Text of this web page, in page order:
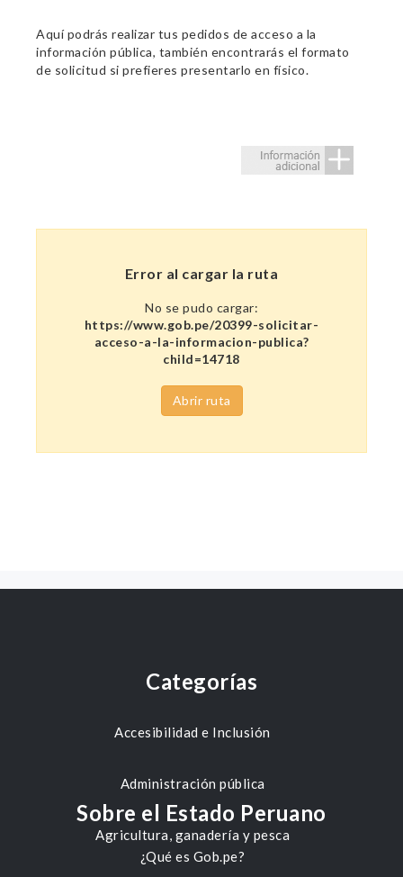
Aquí podrás realizar tus pedidos de acceso a la
información pública, también encontrarás el formato
de solicitud si prefieres presentarlo en físico.
Error al cargar la ruta
No se pudo cargar:
https://www.gob.pe/20399-solicitar-
acceso-a-la-informacion-publica?
child=14718
Abrir ruta
Categorías
Accesibilidad e Inclusión
Administración pública
Agricultura, ganadería y pesca
Sobre el Estado Peruano
¿Qué es Gob.pe?